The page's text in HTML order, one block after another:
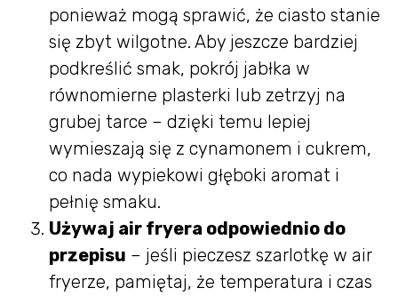
ponieważ mogą sprawić, że ciasto stanie
się zbyt wilgotne. Aby jeszcze bardziej
podkreślić smak, pokrój jabłka w
równomierne plasterki lub zetrzyj na
grubej tarce – dzięki temu lepiej
wymieszają się z cynamonem i cukrem,
co nada wypiekowi głęboki aromat i
pełnię smaku.
Używaj air fryera odpowiednio do
przepisu – jeśli pieczesz szarlotkę w air
fryerze, pamiętaj, że temperatura i czas